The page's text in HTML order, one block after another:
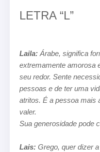
LETRA “L”
Laila: Árabe, significa
extremamente amorosa
seu redor. Sente
pessoas e de ter uma
atritos. É a pessoa mais
valer.
Sua generosidade pode
Lais: Grego, quer dizer